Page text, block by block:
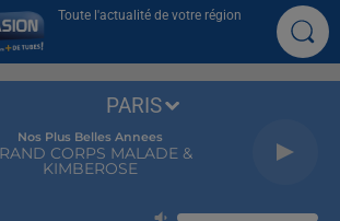
Toute l'actualité de votre région
Nos Plus Belles Annees
CORPS MALADE &
KIMBEROSE
PARIS